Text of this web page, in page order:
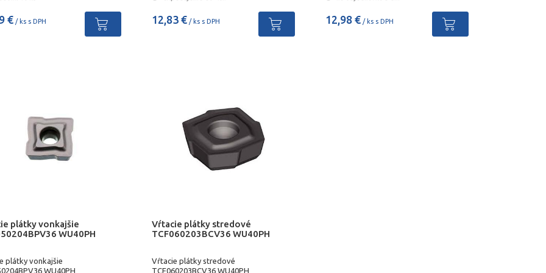
sort WIDIA je dosiahnutá
€ / ks s DPH 12,83 €/ ks s DPH 12,98 €/ ks s DPH
plátky vonkajšie
WU40PH
plátky vonkajšie
WU40PH
Vŕtacie plátky stredové
TCF060203BCV36 WU40PH
Vŕtacie plátky stredové
TCF060203BCV36 WU40PH